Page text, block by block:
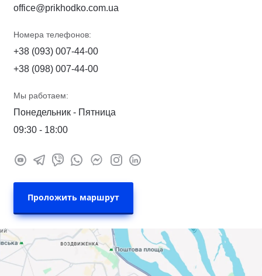
office@prikhodko.com.ua
Номера телефонов:
+38 (093) 007-44-00
+38 (098) 007-44-00
Мы работаем:
Понедельник - Пятница
09:30 - 18:00
Проложить маршрут